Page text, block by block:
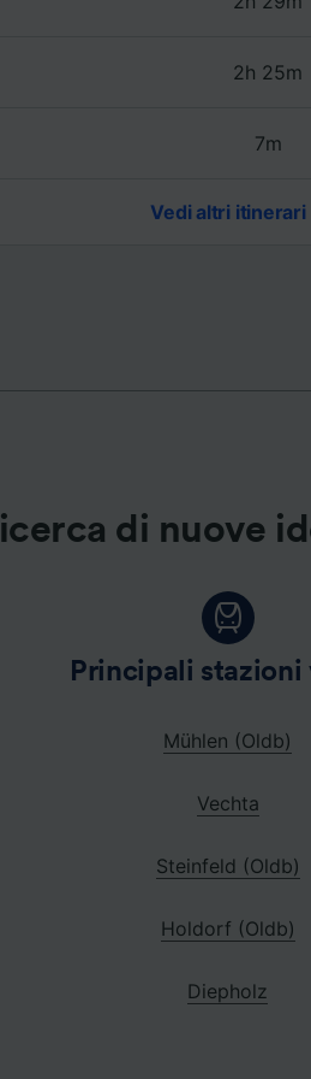
2h 25m
7m
Vedi altri itinerari
di nuove
Principali stazioni
Mühlen (Oldb)
Vechta
Steinfeld (Oldb)
Holdorf (Oldb)
Diepholz